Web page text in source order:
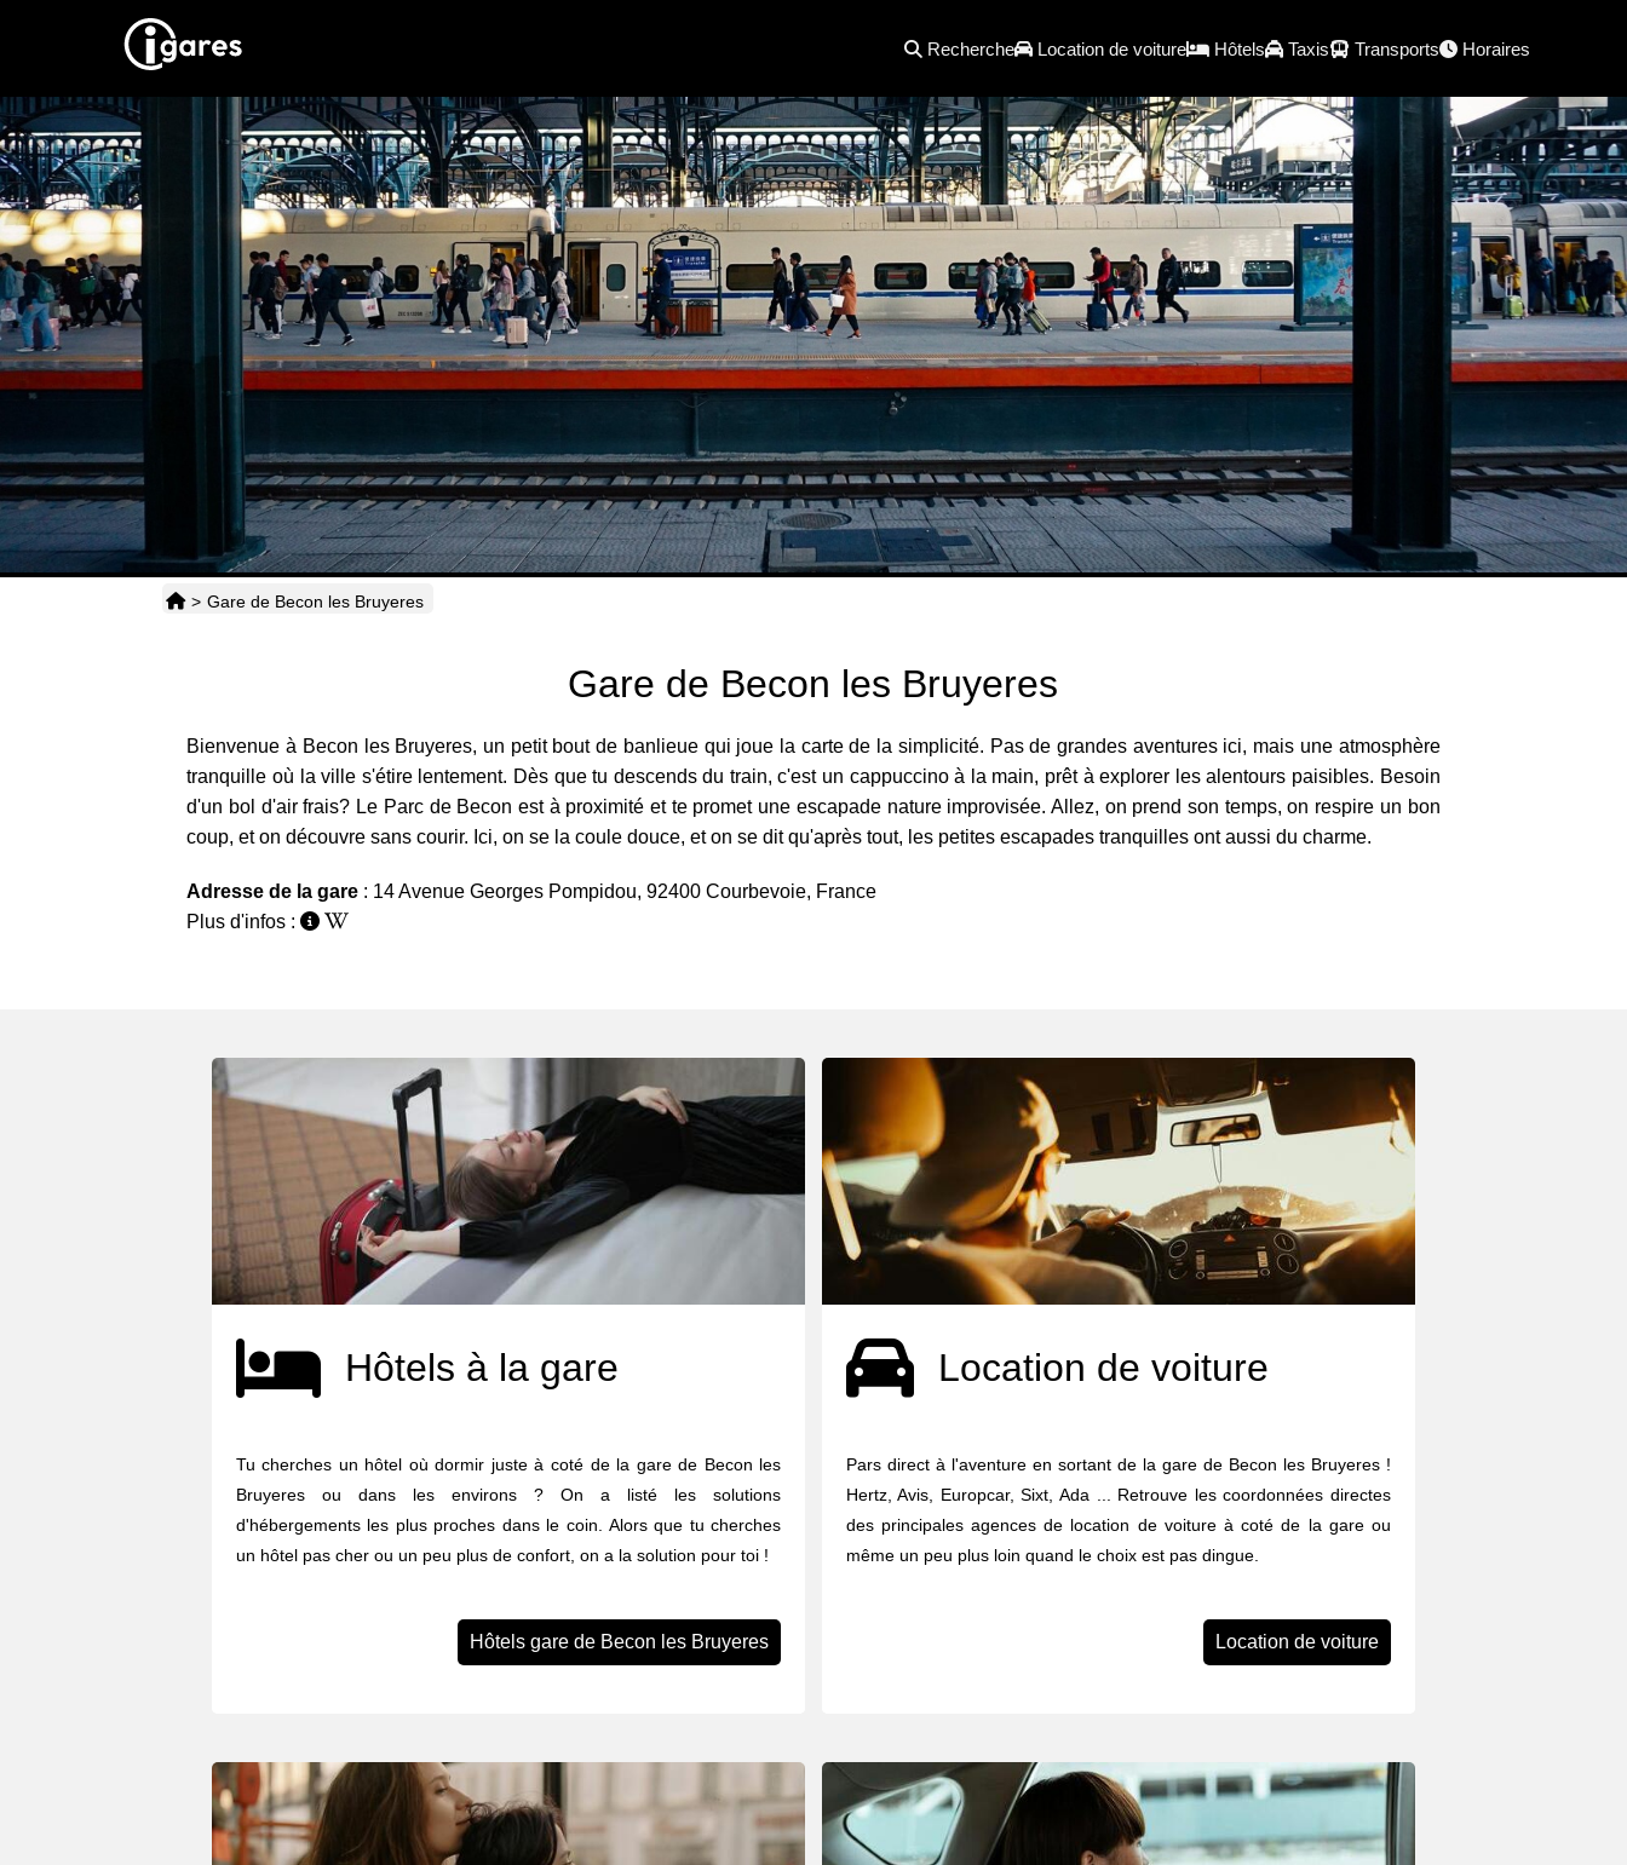
Recherche Location de voiture Hôtels Taxis Transports Horaires
> Gare de Becon les Bruyeres
Gare de Becon les Bruyeres
Bienvenue à Becon les Bruyeres, un petit bout de banlieue qui joue la carte de la simplicité. Pas de grandes aventures ici, mais une atmosphère
tranquille où la ville s'étire lentement. Dès que tu descends du train, c'est un cappuccino à la main, prêt à explorer les alentours paisibles. Besoin
d'un bol d'air frais? Le Parc de Becon est à proximité et te promet une escapade nature improvisée. Allez, on prend son temps, on respire un bon
coup, et on découvre sans courir. Ici, on se la coule douce, et on se dit qu'après tout, les petites escapades tranquilles ont aussi du charme.
Adresse de la gare : 14 Avenue Georges Pompidou, 92400 Courbevoie, France
Plus d'infos :
Hôtels à la gare
Tu cherches un hôtel où dormir juste à coté de la gare de Becon les
Bruyeres ou dans les environs ? On a listé les solutions
d'hébergements les plus proches dans le coin. Alors que tu cherches
un hôtel pas cher ou un peu plus de confort, on a la solution pour toi !
Hôtels gare de Becon les Bruyeres
Location de voiture
Pars direct à l'aventure en sortant de la gare de Becon les Bruyeres !
Hertz, Avis, Europcar, Sixt, Ada ... Retrouve les coordonnées directes
des principales agences de location de voiture à coté de la gare ou
même un peu plus loin quand le choix est pas dingue.
Location de voiture